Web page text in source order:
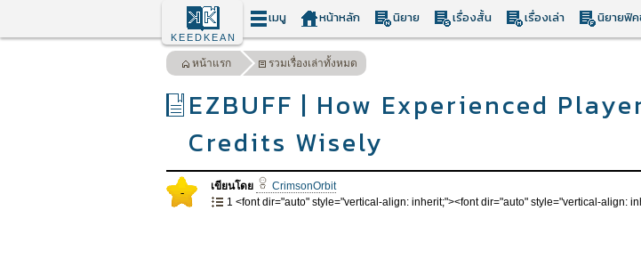
KEEDKEAN
เมนู หน้าหลัก นิยาย เรื่องสั้น เรื่องเล่า นิยายฟิ
หน้าแรก รวมเรื่องเล่าทั้งหมด
EZBUFF | How Experienced
Credits Wisely
- เขียนโดย CrimsonOrbit
1 <font dir="auto" style="vertical-align: inherit;"><font dir="auto" style="vertical-align: